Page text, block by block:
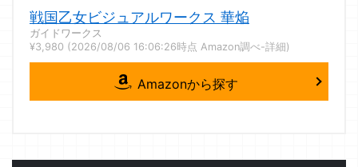
戦国乙女ビジュアルワークス 華焔
ガイドワークス
¥3,980 (2026/08/06 16:06:26時点 Amazon調べ-詳細)
Amazonから探す